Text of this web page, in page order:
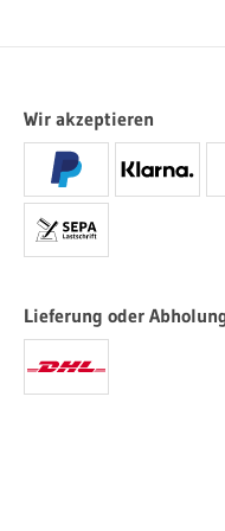
Wir akzeptieren
Lieferung oder